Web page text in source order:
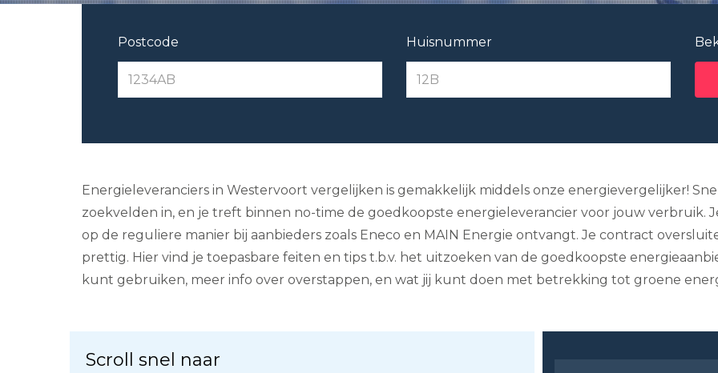
Postcode Huisnummer
Energieleveranciers in Westervoort vergelijken is gemakkelijk middels onze energievergelijker!
zoekvelden in, en je treft binnen no-time de goedkoopste energieleverancier voor jouw verbruik.
op de reguliere manier bij aanbieders zoals Eneco en MAIN Energie ontvangt. Je contract
prettig. Hier vind je toepasbare feiten en tips t.b.v. het uitzoeken van de goedkoopste
kunt gebruiken, meer info over overstappen, en wat jij kunt doen met betrekking tot groene
Scroll snel naar